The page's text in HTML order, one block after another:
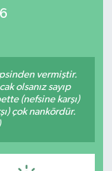
vermiştir.
olsanız sayıp
(nefsine karşı)
çok nankördür.